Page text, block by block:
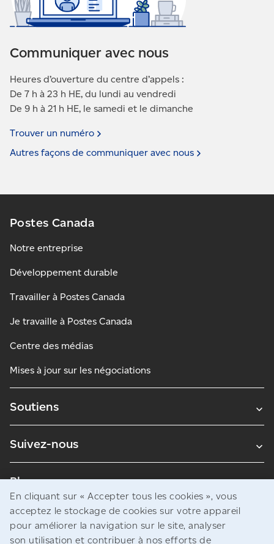
Communiquer avec nous
Heures d’ouverture du centre d’appels :
De 7 h à 23 h HE, du lundi au vendredi
De 9 h à 21 h HE, le samedi et le dimanche
Trouver un numéro
Autres façons de communiquer avec nous
Postes Canada
Notre entreprise
Développement durable
Travailler à Postes Canada
Je travaille à Postes Canada
Centre des médias
Mises à jour sur les négociations
Soutiens
Suivez-nous
Blogues
Avis juridiques
En cliquant sur « Accepter tous les cookies », vous
acceptez le stockage de cookies sur votre appareil
pour améliorer la navigation sur le site, analyser
son utilisation et contribuer à nos efforts de